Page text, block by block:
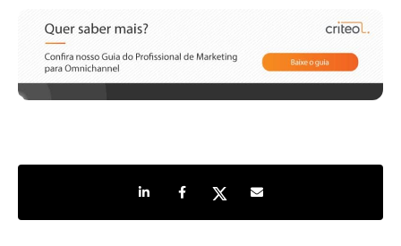
Share on LinkedIn
Share on Facebook
Share on TwitterShare by e-mail